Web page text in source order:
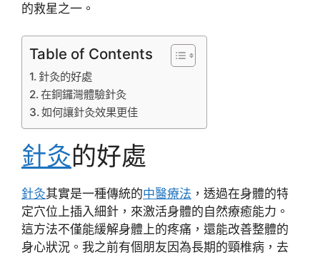
的救星之一。
Table of Contents
針灸的好處
在銅鑼灣體驗針灸
如何讓針灸效果更佳
針灸的好處
針灸其實是一種傳統的中醫療法 ，透過在身體的特
定穴位上插入細針，來激活身體的自然療癒能力。
這方法不僅能緩解身體上的疼痛，還能改善整體的
身心狀況。我之前有個朋友因為長期的頸椎病，去